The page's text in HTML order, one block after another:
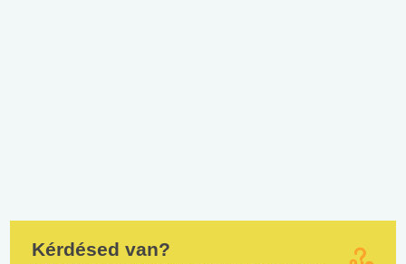
Kérdésed van?